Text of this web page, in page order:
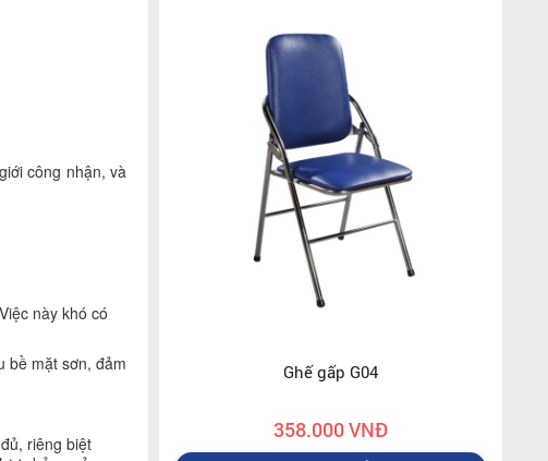
công nhận, và
này khó có
bề mặt sơn, đảm
riêng biệt
Ghế gấp G04
358.000 VNĐ